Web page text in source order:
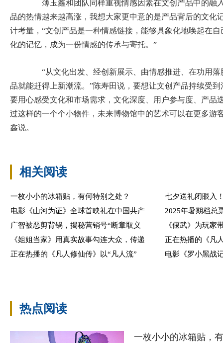
薄玉鑫和团队同样重视情感因素在文创产品中的融
品的热情越来越高涨，我想大家更中意的是产品背后的文化
计考量，“文创产品是一种情感链接，能够具象化地唤起在
化的记忆，成为一份情感的传承与寄托。”
“从文化出发、经创新展示、由情感推进、在功用落
品就能赶得上新潮流。”陈寿田说，要想让文创产品持续受
要用心感受文化和市场需求，文化深度、用户参与度、产品
过这样的一个个小物件，未来博物馆中的艺术可以在更多游
鑫说。
相关阅读
一枚小小的冰箱贴，有何特别之处？
七夕送礼闭眼入
电影《山河为证》全球首映礼在中国共产
2025年暑期档总
广智被恶剪背锅，揭秘营销号“断章取义
《偃武》为玩家
《姐姐当家》用真实故事勾连大众，传递
正在热播的《凡
正在热播的《凡人修仙传》以“凡人流”
电影《罗小黑战
热点阅读
一枚小小的冰箱贴，